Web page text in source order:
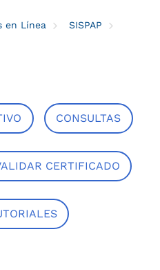
en Línea SISPAP
CONSULTAS
CERTIFICADO